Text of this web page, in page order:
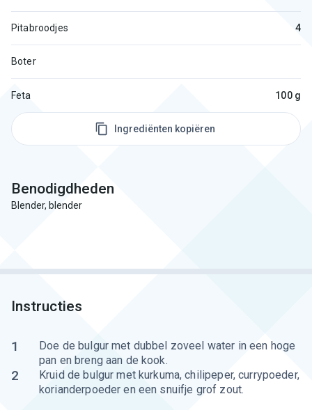
Pitabroodjes 4
Boter
Feta 100 g
Ingrediënten kopiëren
Benodigdheden
Blender, blender
Instructies
1
Doe de bulgur met dubbel zoveel water in een hoge
pan en breng aan de kook.
2
Kruid de bulgur met kurkuma, chilipeper, currypoeder,
korianderpoeder en een snuifje grof zout.